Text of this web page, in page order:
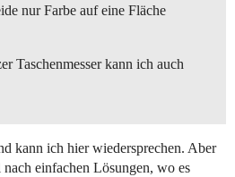
nur Farbe auf eine Fläche
Taschenmesser kann ich auch
kann ich hier wiedersprechen. Aber
einfachen Lösungen, wo es